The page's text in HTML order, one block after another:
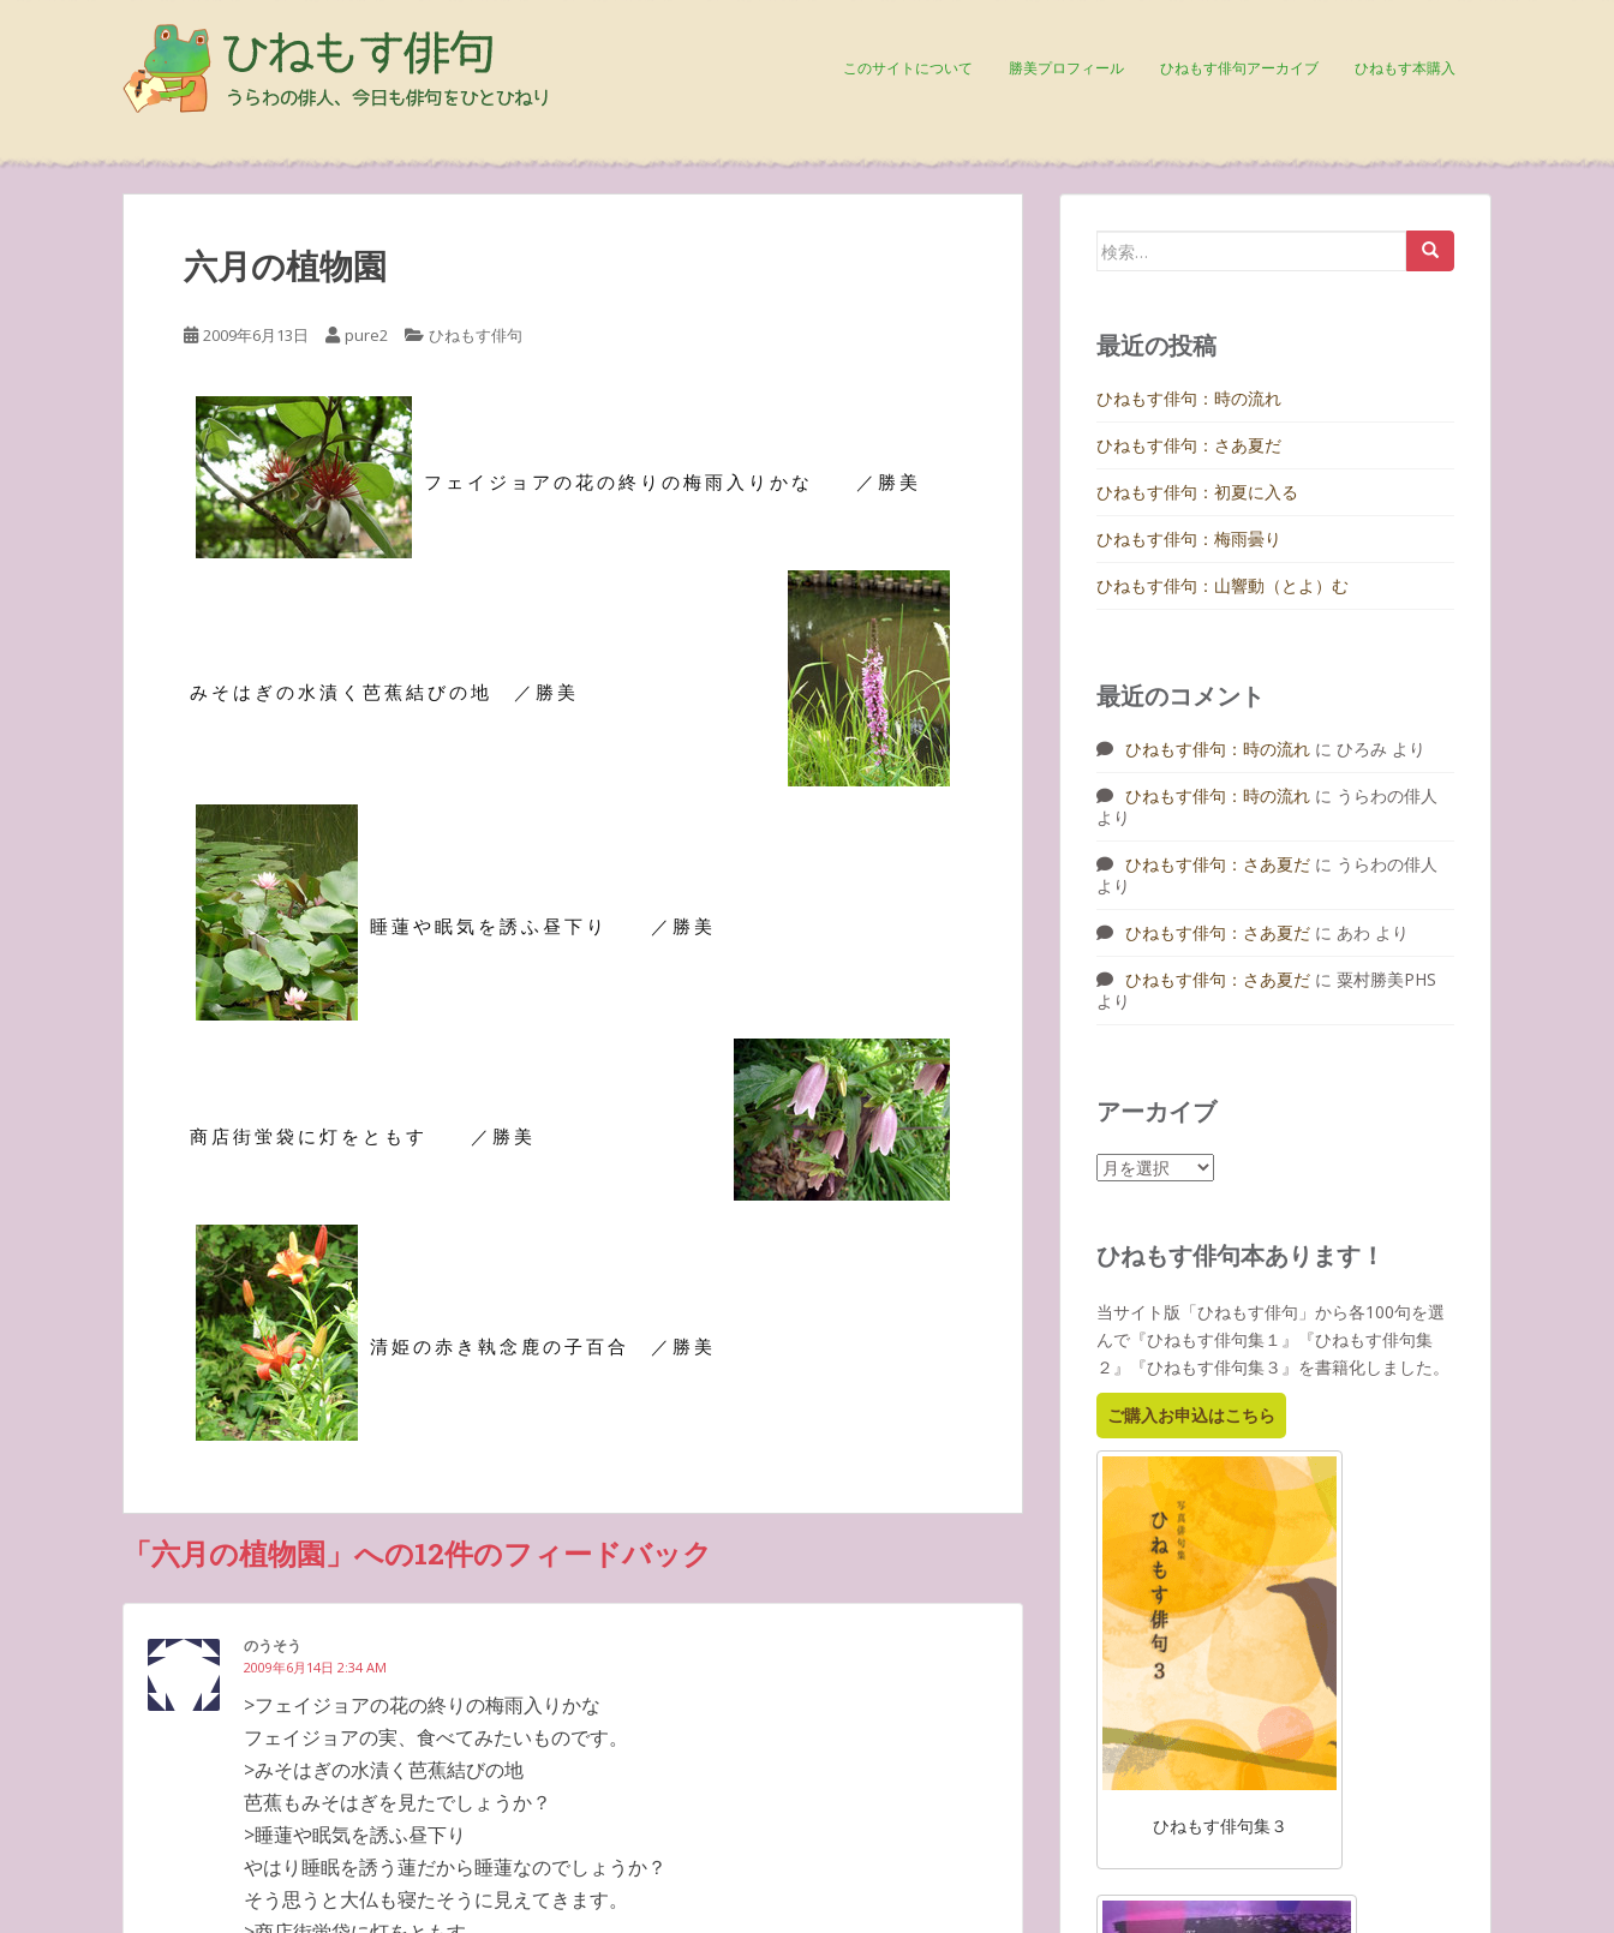
このサイトについて 勝美プロフィール ひねもす俳句アーカイブ ひねもす本購入
六月の植物園
2009年6月13日 pure2 ひねもす俳句
フェイジョアの花の終りの梅雨入りかな ／勝美
みそはぎの水漬く芭蕉結びの地 ／勝美
睡蓮や眠気を誘ふ昼下り ／勝美
商店街蛍袋に灯をともす ／勝美
清姫の赤き執念鹿の子百合 ／勝美
「六月の植物園」への12件のフィードバック
のうそう
2009年6月14日 2:34 AM
>フェイジョアの花の終りの梅雨入りかな
フェイジョアの実、食べてみたいものです。
>みそはぎの水漬く芭蕉結びの地
芭蕉もみそはぎを見たでしょうか？
>睡蓮や眠気を誘ふ昼下り
やはり睡眠を誘う蓮だから睡蓮なのでしょうか？
そう思うと大仏も寝たそうに見えてきます。
検
最近の投稿
ひねもす俳句：時の流れ
ひねもす俳句：さあ夏だ
ひねもす俳句：初夏に入る
ひねもす俳句：梅雨曇り
ひねもす俳句：山響動（とよ）む
最近のコメント
ひねもす俳句：時の流れ に ひろみ より
ひねもす俳句：時の流れ に うらわの俳人
より
ひねもす俳句：さあ夏だ に うらわの俳人
より
ひねもす俳句：さあ夏だ に あわ より
ひねもす俳句：さあ夏だ に 粟村勝美PHS
より
アーカイブ
ア
イ
ひねもす俳句本あります！
当サイト版「ひねもす俳句」から各100句を選
んで『ひねもす俳句集１』『ひねもす俳句集
２』『ひねもす俳句集３』を書籍化しました。
ご購入お申込はこちら
ひねもす俳句集３